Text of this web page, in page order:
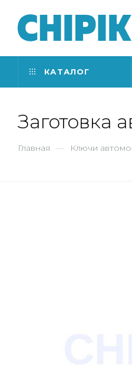
КАТАЛОГ
Заготовка
Главная — Ключи